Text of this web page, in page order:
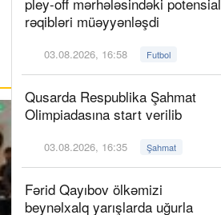
rəqibləri müəyyənləşdi
03.08.2026, 16:58 Futbol
Qusarda Respublika Şahmat
Olimpiadasına start verilib
03.08.2026, 16:35 Şahmat
Fərid Qayıbov ölkəmizi
beynəlxalq yarışlarda uğurla